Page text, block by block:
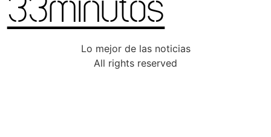
Lo mejor de las noticias
All rights reserved